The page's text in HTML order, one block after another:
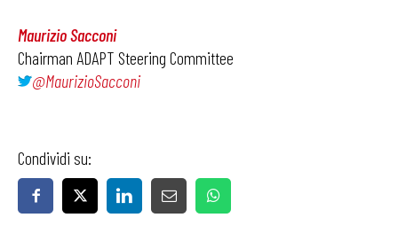
Maurizio Sacconi
Chairman ADAPT Steering Committee
@MaurizioSacconi
Condividi su: